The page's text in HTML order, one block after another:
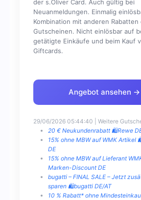
der s.Oliver Card. Auch gültig bei
Neuanmeldungen. Einmalig
Kombination mit anderen Rabatten
Gutscheinen. Nicht einlösbar auf
getätigte Einkäufe und beim Kauf
Giftcards.
Angebot ansehen →
29/06/2026 05:44:40 | Weitere
20 € Neukundenrabatt 🛍️Rewe
15% ohne MBW auf WMK
DE
15% ohne MBW auf Lieferant
Marken-Discount DE
bugatti – FINAL SALE – Jetzt
sparen 🛍️bugatti DE/AT
10 % Rabatt* ohne